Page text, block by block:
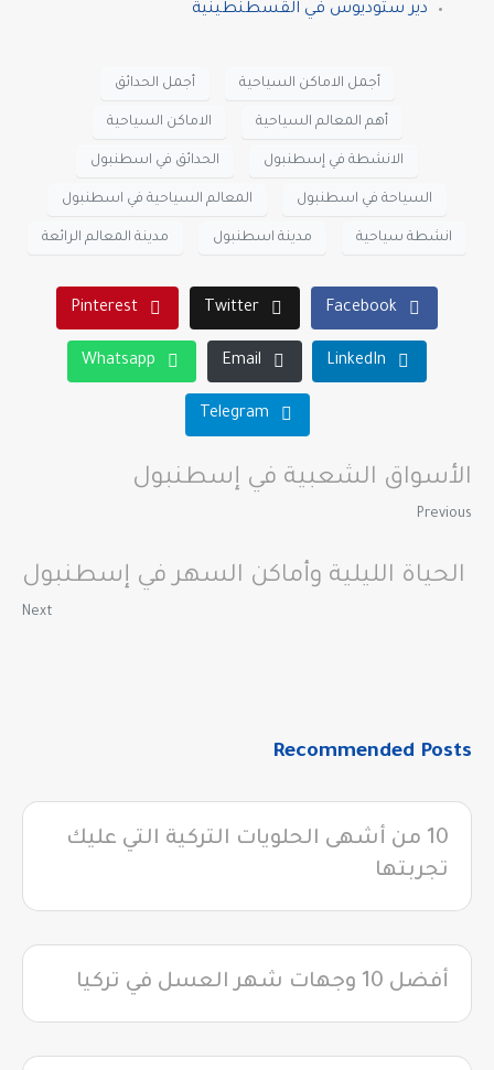
دير ستوديوس في القسطنطينية
أجمل الاماكن السياحية أجمل الحدائق
أهم المعالم السياحية الاماكن السياحية
الانشطة في إسطنبول الحدائق في اسطنبول
السياحة في اسطنبول المعالم السياحية في اسطنبول
انشطة سياحية مدينة اسطنبول مدينة المعالم الرائعة
Facebook
Twitter
Pinterest
LinkedIn
Email
Whatsapp
Telegram
الأسواق الشعبية في إسطنبول
Previous
الحياة الليلية وأماكن السهر في إسطنبول
Next
Recommended Posts
10 من أشهى الحلويات التركية التي عليك
تجربتها
أفضل 10 وجهات شهر العسل في تركيا